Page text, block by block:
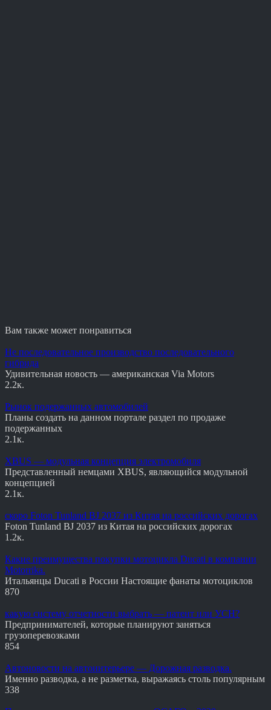
Вам также может понравиться
Не последовательное производство последовательного
гибрида
Удивительная новость — американская Via Motors
2.2к.
Рынок подержанных автомобилей
Планы создать на данном портале раздел по продаже
подержанных
2.1к.
XBUS — модульная концепция электромобиля
Представленный немцами XBUS, являющийся модульной
концепцией
2.1к.
скоро Foton Tunland BJ 2037 из Китая на российских дорогах
Foton Tunland BJ 2037 из Китая на российских дорогах
1.2к.
Какие преимущества покупки мотоцикла Ducati в компании
Motorrika.
Итальянцы Ducati в России Настоящие фанаты мотоциклов
870
какую систему отчетности выбрать — патент или УСН?
Предпринимателей, которые планируют заняться
грузоперевозками
854
Автоновости на автоинтерьере — Дорожная разводка.
Именно разводка, а не разметка, выражаясь столь популярным
338